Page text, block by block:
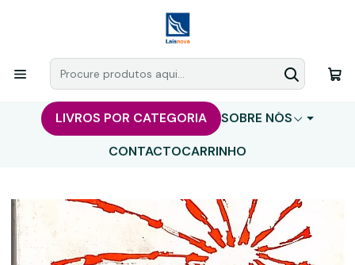
LIVROS POR CATEGORIA
SOBRE NÓS
CONTACTOCARRINHO